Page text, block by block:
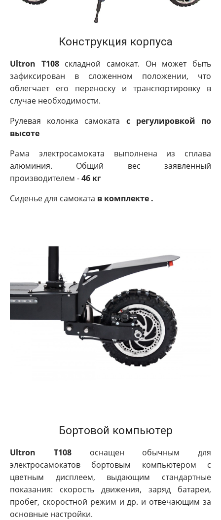
Конструкция корпуса
Ultron T108складной самокат. Он может быть
зафиксирован в сложенном положении, что
облегчает его переноску и транспортировку в
случае необходимости.
Рулевая колонка самоката с регулировкой по
высоте
Рама электросамоката выполнена из сплава
алюминия. Общий вес заявленный
производителем -46 кг
Сиденье для самоката в комплекте .
Бортовой компьютер
Ultron T108оснащен обычным для
электросамокатов бортовым компьютером с
цветным дисплеем, выдающим стандартные
показания: скорость движения, заряд батареи,
пробег, скоростной режим и др. и отвечающим за
основные настройки.